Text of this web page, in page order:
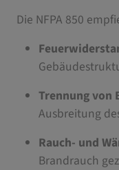
Die NFPA 850
Trennung von
Ausbreitung
Rauch- und
Brandrauch